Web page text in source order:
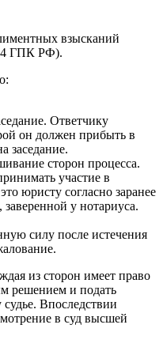
взысканий
ГПК РФ).
Ответчику
он должен прибыть в
заседание.
сторон процесса.
участие в
юристу согласно заранее
у нотариуса.
силу после истечения
из сторон имеет право
решением и подать
Впоследствии
в суд высшей